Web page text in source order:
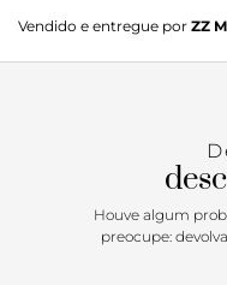
branco e bege. O
branco - traz design
na biqueira, laterais,
detalhe frontal em
pespontada por toda a
marrom lateral traseira,
Apostar: Tênis é um
Vendido e entregue por ZZ
Houve algum
preocupe: